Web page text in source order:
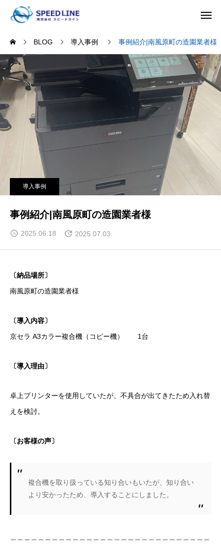
BLOG 導入事例 事例紹介|南風原町の造園業者様
導入事例
事例紹介|南風原町の造園業者様
2025.06.18 2025.07.03
〔納品場所〕
南風原町の造園業者様
〔導入内容〕
京セラ A3カラー複合機（コピー機） 1台
〔導入理由〕
卓上プリンターを使用していたが、不具合が出てきたため入れ替
えを検討。
〔お客様の声〕
複合機を取り扱っている知り合いもいたが、知り合い
より安かったため、導入することにしました。